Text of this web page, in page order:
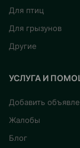
Для птиц
Для грызунов
Другие
УСЛУГА И
Добавить
Жалобы
Блог